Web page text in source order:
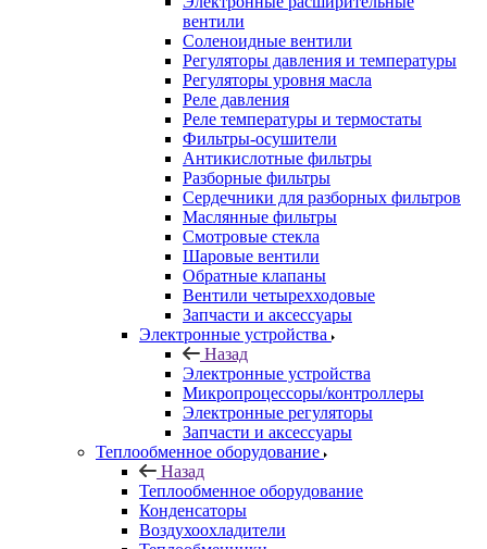
вентили
Соленоидные вентили
Регуляторы давления и температуры
Регуляторы уровня масла
Реле давления
Реле температуры и термостаты
Фильтры-осушители
Антикислотные фильтры
Разборные фильтры
Сердечники для разборных фильтров
Маслянные фильтры
Смотровые стекла
Шаровые вентили
Обратные клапаны
Вентили четырехходовые
Запчасти и аксессуары
Электронные устройства
Назад
Электронные устройства
Микропроцессоры/контроллеры
Электронные регуляторы
Запчасти и аксессуары
Теплообменное оборудование
Назад
Теплообменное оборудование
Конденсаторы
Воздухоохладители